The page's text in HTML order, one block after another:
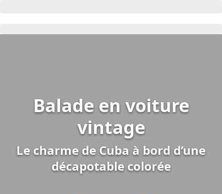
Balade en voiture
vintage
Le charme de Cuba à bord d’une
décapotable colorée